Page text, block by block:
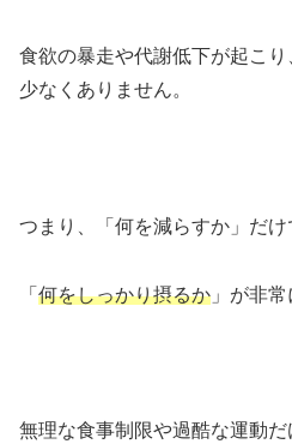
食欲の暴走や代謝低下が起こ
少なくありません。
つまり、「何を減らすか」だけ
「 何をしっかり摂るか 」が非
無理な食事制限や過酷な運動だ